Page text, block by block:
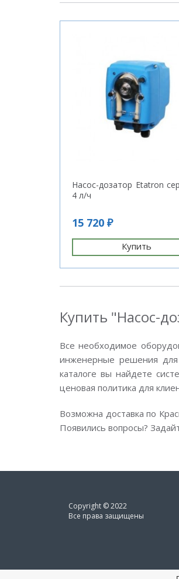
Насос-дозатор Etatron
4 л/ч
15 720 ₽
Купить
Купить "Насос-
Все необходимое
инженерные решения для
каталоге вы найдете
ценовая политика для
Возможна доставка по
Появились вопросы?
Copyright © 2022
Все права защищены